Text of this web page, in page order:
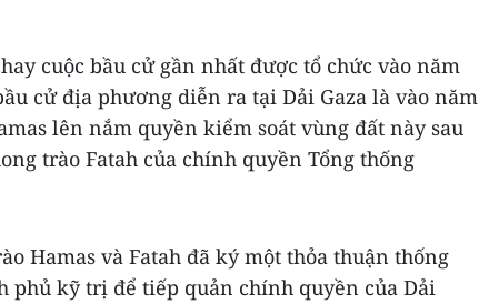
cuộc bầu cử gần nhất được tổ chức vào năm
cử địa phương diễn ra tại Dải Gaza là vào năm
lên nắm quyền kiểm soát vùng đất này sau
trào Fatah của chính quyền Tổng thống
Hamas và Fatah đã ký một thỏa thuận thống
phủ kỹ trị để tiếp quản chính quyền của Dải